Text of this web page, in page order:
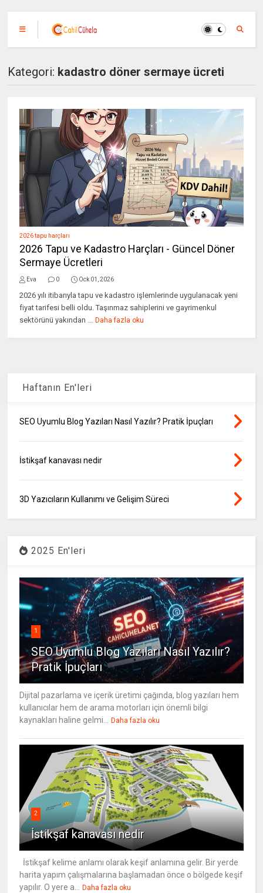
Kategori: kadastro döner sermaye ücreti
2026 tapu harçları
2026 Tapu ve Kadastro Harçları - Güncel Döner
Sermaye Ücretleri
Eva 0 Ock 01, 2026
2026 yılı itibarıyla tapu ve kadastro işlemlerinde uygulanacak yeni
fiyat tarifesi belli oldu. Taşınmaz sahiplerini ve gayrimenkul
sektörünü yakından ... Daha fazla oku
Haftanın En'leri
SEO Uyumlu Blog Yazıları Nasıl Yazılır? Pratik İpuçları
İstikşaf kanavası nedir
3D Yazıcıların Kullanımı ve Gelişim Süreci
2025 En'leri
1
SEO Uyumlu Blog Yazıları Nasıl Yazılır?
Pratik İpuçları
Dijital pazarlama ve içerik üretimi çağında, blog yazıları hem
kullanıcılar hem de arama motorları için önemli bilgi
kaynakları haline gelmi...
Daha fazla oku
2
İstikşaf kanavası nedir
İstikşaf kelime anlamı olarak keşif anlamına gelir. Bir yerde
harita yapım çalışmalarına başlamadan önce o bölgede keşif
yapılır. O yere a...
Daha fazla oku